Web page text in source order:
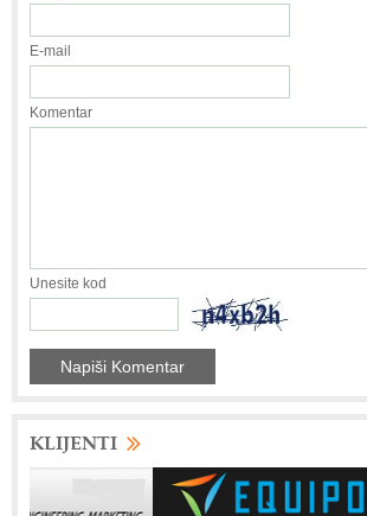
E-mail
Komentar
Unesite kod
KLIJENTI